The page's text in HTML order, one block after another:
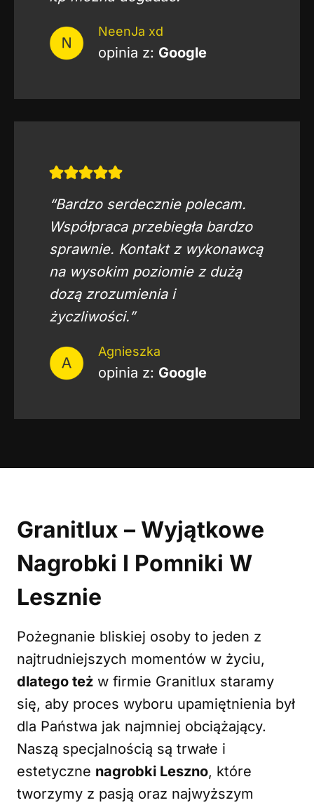
NeenJa xd
opinia z: Google
“Bardzo serdecznie polecam.
Współpraca przebiegła bardzo
sprawnie. Kontakt z wykonawcą
na wysokim poziomie z dużą
dozą zrozumienia i
życzliwości.”
Agnieszka
opinia z: Google
Granitlux – Wyjątkowe
Nagrobki I Pomniki W
Lesznie
Pożegnanie bliskiej osoby to jeden z
najtrudniejszych momentów w życiu,
dlatego też w firmie Granitlux staramy
się, aby proces wyboru upamiętnienia był
dla Państwa jak najmniej obciążający.
Naszą specjalnością są trwałe i
estetyczne nagrobki Leszno, które
tworzymy z pasją oraz najwyższym